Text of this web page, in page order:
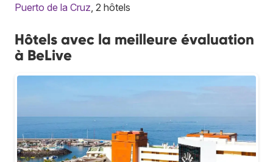
Puerto de la Cruz , 2 hôtels
Hôtels avec la meilleure évaluation
à BeLive